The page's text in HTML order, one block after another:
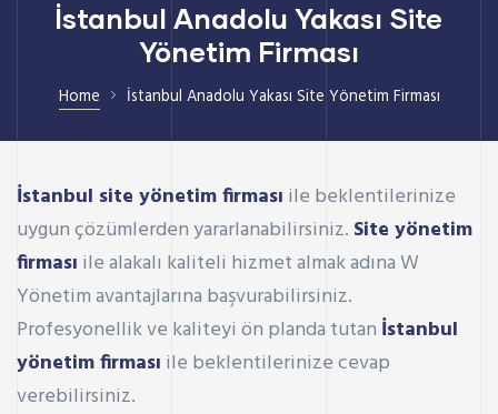
İstanbul Anadolu Yakası Site
Yönetim Firması
Home İstanbul Anadolu Yakası Site Yönetim Firması
İstanbul site yönetim firması ile beklentilerinize
uygun çözümlerden yararlanabilirsiniz. Site yönetim
firması ile alakalı kaliteli hizmet almak adına W
Yönetim avantajlarına başvurabilirsiniz.
Profesyonellik ve kaliteyi ön planda tutan İstanbul
yönetim firması ile beklentilerinize cevap
verebilirsiniz.